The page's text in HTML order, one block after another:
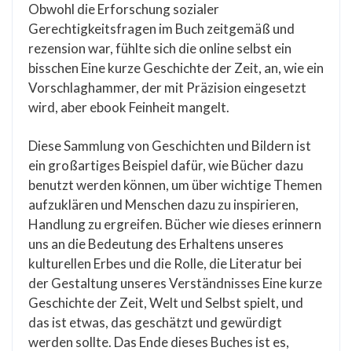
Obwohl die Erforschung sozialer
Gerechtigkeitsfragen im Buch zeitgemäß und
rezension war, fühlte sich die online selbst ein
bisschen Eine kurze Geschichte der Zeit, an, wie ein
Vorschlaghammer, der mit Präzision eingesetzt
wird, aber ebook Feinheit mangelt.
Diese Sammlung von Geschichten und Bildern ist
ein großartiges Beispiel dafür, wie Bücher dazu
benutzt werden können, um über wichtige Themen
aufzuklären und Menschen dazu zu inspirieren,
Handlung zu ergreifen. Bücher wie dieses erinnern
uns an die Bedeutung des Erhaltens unseres
kulturellen Erbes und die Rolle, die Literatur bei
der Gestaltung unseres Verständnisses Eine kurze
Geschichte der Zeit, Welt und Selbst spielt, und
das ist etwas, das geschätzt und gewürdigt
werden sollte. Das Ende dieses Buches ist es,